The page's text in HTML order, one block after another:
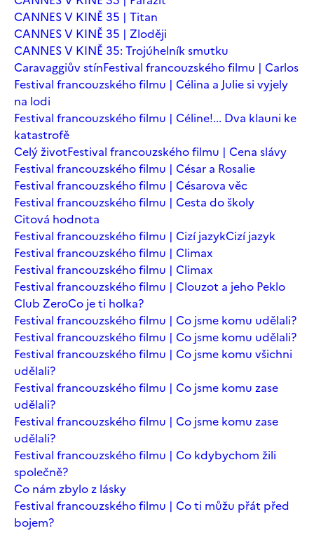
CANNES V KINĚ 35 | Titan
CANNES V KINĚ 35 | Zloději
CANNES V KINĚ 35: Trojúhelník smutku
Caravaggiův stínFestival francouzského filmu | Carlos
Festival francouzského filmu | Célina a Julie si vyjely
na lodi
Festival francouzského filmu | Céline!... Dva klauni ke
katastrofě
Celý životFestival francouzského filmu | Cena slávy
Festival francouzského filmu | César a Rosalie
Festival francouzského filmu | Césarova věc
Festival francouzského filmu | Cesta do školy
Citová hodnota
Festival francouzského filmu | Cizí jazykCizí jazyk
Festival francouzského filmu | Climax
Festival francouzského filmu | Climax
Festival francouzského filmu | Clouzot a jeho Peklo
Club ZeroCo je ti holka?
Festival francouzského filmu | Co jsme komu udělali?
Festival francouzského filmu | Co jsme komu udělali?
Festival francouzského filmu | Co jsme komu všichni
udělali?
Festival francouzského filmu | Co jsme komu zase
udělali?
Festival francouzského filmu | Co jsme komu zase
udělali?
Festival francouzského filmu | Co kdybychom žili
společně?
Co nám zbylo z lásky
Festival francouzského filmu | Co ti můžu přát před
bojem?